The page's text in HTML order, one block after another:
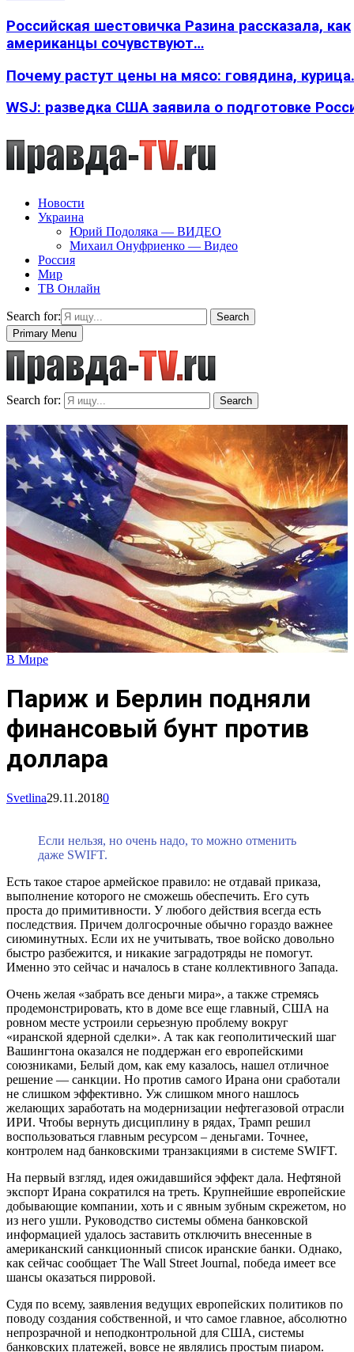
Российская шестовичка Разина рассказала, как
американцы сочувствуют…
Почему растут цены на мясо: говядина,
WSJ: разведка США заявила о подготовке
Новости
Украина
Юрий Подоляка — ВИДЕО
Михаил Онуфриенко — Видео
Россия
Мир
ТВ Онлайн
Search for:
Search
Primary Menu
Search for: Search
В Мире
Париж и Берлин подняли
финансовый бунт против
доллара
Svetlina29.11.20180
Если нельзя, но очень надо, то можно отменить
даже SWIFT.
Есть такое старое армейское правило: не отдавай приказа,
выполнение которого не сможешь обеспечить. Его суть
проста до примитивности. У любого действия всегда есть
последствия. Причем долгосрочные обычно гораздо важнее
сиюминутных. Если их не учитывать, твое войско довольно
быстро разбежится, и никакие заградотряды не помогут.
Именно это сейчас и началось в стане коллективного Запада.
Очень желая «забрать все деньги мира», а также стремясь
продемонстрировать, кто в доме все еще главный, США на
ровном месте устроили серьезную проблему вокруг
«иранской ядерной сделки». А так как геополитический шаг
Вашингтона оказался не поддержан его европейскими
союзниками, Белый дом, как ему казалось, нашел отличное
решение — санкции. Но против самого Ирана они сработали
не слишком эффективно. Уж слишком много нашлось
желающих заработать на модернизации нефтегазовой отрасли
ИРИ. Чтобы вернуть дисциплину в рядах, Трамп решил
воспользоваться главным ресурсом – деньгами. Точнее,
контролем над банковскими транзакциями в системе SWIFT.
На первый взгляд, идея ожидавшийся эффект дала. Нефтяной
экспорт Ирана сократился на треть. Крупнейшие европейские
добывающие компании, хоть и с явным зубным скрежетом, но
из него ушли. Руководство системы обмена банковской
информацией удалось заставить отключить внесенные в
американский санкционный список иранские банки. Однако,
как сейчас сообщает The Wall Street Journal, победа имеет все
шансы оказаться пирровой.
Судя по всему, заявления ведущих европейских политиков по
поводу создания собственной, и что самое главное, абсолютно
непрозрачной и неподконтрольной для США, системы
банковских платежей, вовсе не являлись простым пиаром.